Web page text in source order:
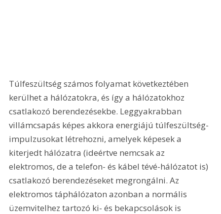
Túlfeszültség számos folyamat következtében
kerülhet a hálózatokra, és így a hálózatokhoz
csatlakozó berendezésekbe. Leggyakrabban
villámcsapás képes akkora energiájú túlfeszültség-
impulzusokat létrehozni, amelyek képesek a
kiterjedt hálózatra (ideértve nemcsak az
elektromos, de a telefon- és kábel tévé-hálózatot is)
csatlakozó berendezéseket megrongálni. Az
elektromos táphálózaton azonban a normális
üzemvitelhez tartozó ki- és bekapcsolások is